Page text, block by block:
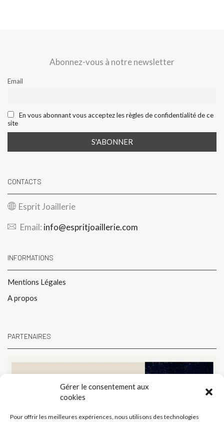
Gérer le consentement aux
cookies
Pour offrir les meilleures expériences, nous utilisons des technologies
Abonnez-vous à notre newsletter
Email
En vous abonnant vous acceptez les règles de confidentialité de ce
site
CONTACTS
Esprit Joaillerie
Email: info@espritjoaillerie.com
INFORMATIONS
Mentions Légales
A propos
PARTENAIRES